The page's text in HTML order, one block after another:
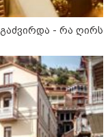
რომ კობახიძის
განცხადება
შეწირული
- რა ღირს